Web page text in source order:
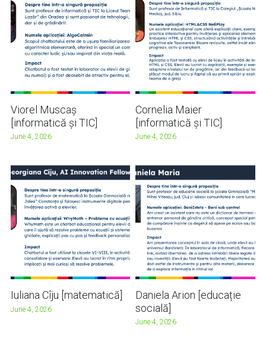
Viorel Muscaș
[informatică și TIC]
June 4, 2026
Cornelia Maier
[informatică și TIC]
June 4, 2026
Iuliana Cîju [matematică]
June 4, 2026
Daniela Arion [educație
socială]
June 4, 2026